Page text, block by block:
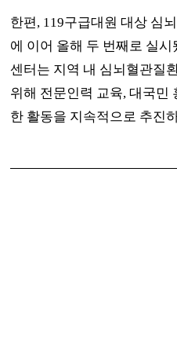
한편, 119구급대원 대상 심
에 이어 올해 두 번째로 실시
센터는 지역 내 심뇌혈관질
위해 전문인력 교육,대국민
한 활동을 지속적으로 추진